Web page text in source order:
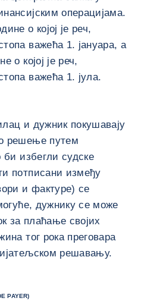
операцијама.
о којој је реч,
важећа 1. јануара, а
о којој је реч,
важећа 1. јула.
и дужник покушавају
решење путем
би избегли судске
потписани између
и фактуре) се
дужнику се може
за плаћање својих
тог рока преговара
решавању.
PAYER)